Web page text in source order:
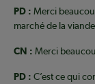
PD : Merci
marché de la viande.
CN : Merci
PD : C’est ce qui